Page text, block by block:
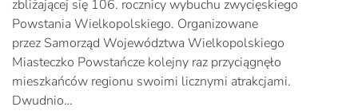
zbliżającej się 106. rocznicy wybuchu zwycięskiego
Powstania Wielkopolskiego. Organizowane
przez Samorząd Województwa Wielkopolskiego
Miasteczko Powstańcze kolejny raz przyciągnęło
mieszkańców regionu swoimi licznymi atrakcjami.
Dwudnio…